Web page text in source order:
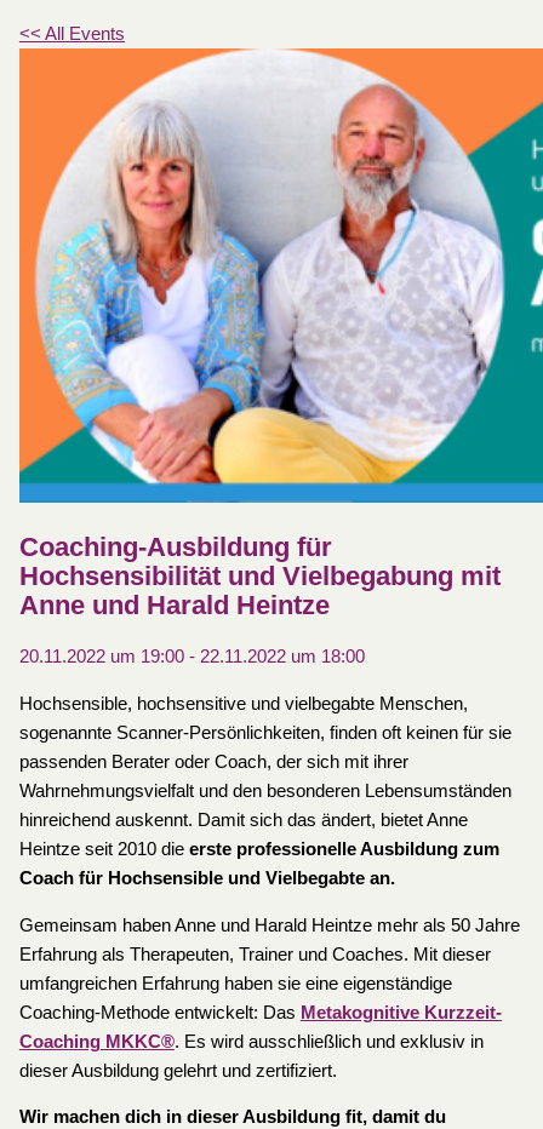
<< All Events
Coaching-Ausbildung für
Hochsensibilität und Vielbegabung mit
Anne und Harald Heintze
20.11.2022 um 19:00- 22.11.2022 um 18:00
Hochsensible, hochsensitive und vielbegabte Menschen,
sogenannte Scanner-Persönlichkeiten, finden oft keinen für sie
passenden Berater oder Coach, der sich mit ihrer
Wahrnehmungsvielfalt und den besonderen Lebensumständen
hinreichend auskennt. Damit sich das ändert, bietet Anne
Heintze seit 2010 die erste professionelle Ausbildung zum
Coach für Hochsensible und Vielbegabte an.
Gemeinsam haben Anne und Harald Heintze mehr als 50 Jahre
Erfahrung als Therapeuten, Trainer und Coaches. Mit dieser
umfangreichen Erfahrung haben sie eine eigenständige
Coaching-Methode entwickelt: Das Metakognitive Kurzzeit-
Coaching MKKC®. Es wird ausschließlich und exklusiv in
dieser Ausbildung gelehrt und zertifiziert.
Wir machen dich in dieser Ausbildung fit, damit du